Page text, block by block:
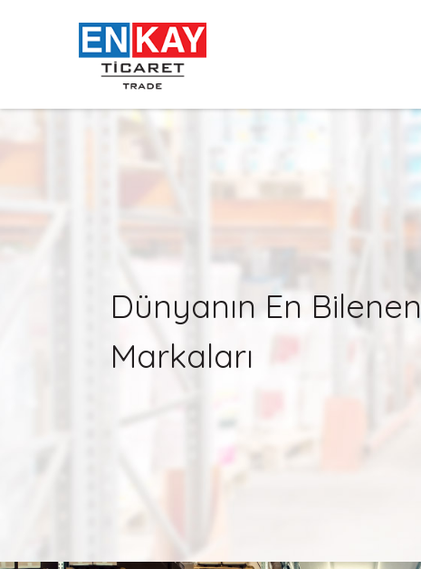
Dünyanın En Bilenen
Markaları